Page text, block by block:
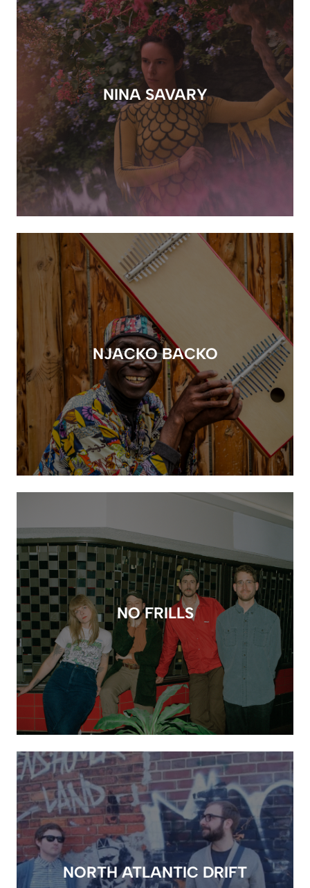
NINA SAVARY
NJACKO BACKO
NO FRILLS
NORTH ATLANTIC DRIFT